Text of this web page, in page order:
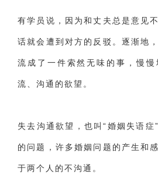
有学员说，因为和丈夫总是意见
话就会遭到对方的反驳。逐渐地
流成了一件索然无味的事，慢
流、沟通的欲望。
失去沟通欲望，也叫“婚姻失语症
的问题，许多婚姻问题的产生和
于两个人的不沟通。